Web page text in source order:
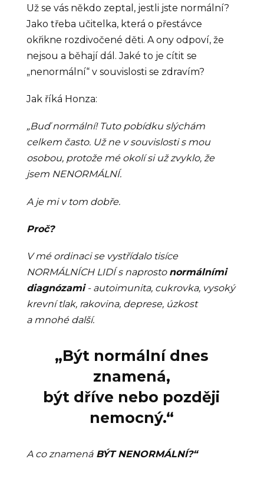
Už se vás někdo zeptal, jestli jste normální?
Jako třeba učitelka, která o přestávce
okřikne rozdivočené děti. A ony odpoví, že
nejsou a běhají dál. Jaké to je cítit se
„nenormální“ v souvislosti se zdravím?
Jak říká Honza:
„Buď normální! Tuto pobídku slýchám
celkem často. Už ne v souvislosti s mou
osobou, protože mé okolí si už zvyklo, že
jsem NENORMÁLNÍ.
A je mi v tom dobře.
Proč?
V mé ordinaci se vystřídalo tisíce
NORMÁLNÍCH LIDÍ s naprosto normálními
diagnózami- autoimunita, cukrovka, vysoký
krevní tlak, rakovina, deprese, úzkost
a mnohé další.
„Být normální dnes
znamená,
být dříve nebo později
nemocný.“
A co znamenáBÝT NENORMÁLNÍ?“